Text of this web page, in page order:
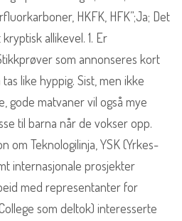
HKFK, HFK”;Ja; Det
allikevel. 1. Er
som annonseres kort
like hyppig. Sist, men ikke
gode matvaner vil også mye
til barna når de vokser opp.
om Teknologilinja, YSK (Yrkes-
internasjonale prosjekter
med representanter for
som deltok) interesserte